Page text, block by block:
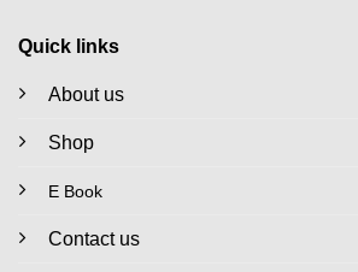
Quick links
About us
Shop
E Book
Contact us